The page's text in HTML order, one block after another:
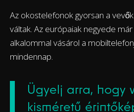
Az okostelefonok gyorsan a
váltak. Az európaiak negyede
alkalommal vásárol a
mindennap.
Ügyelj arra, hogy
kisméretű